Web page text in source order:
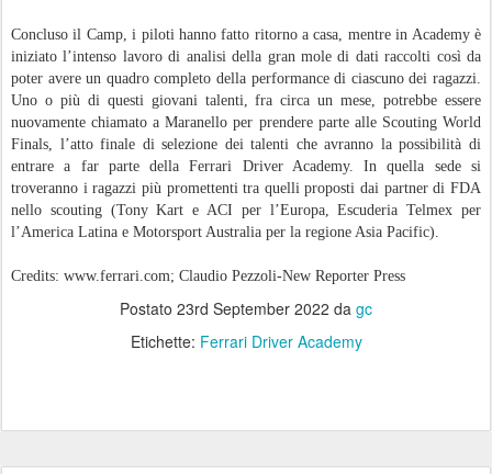
Concluso il Camp, i piloti hanno fatto ritorno a casa, mentre in Academy è
iniziato l’intenso lavoro di analisi della gran mole di dati raccolti così da
poter avere un quadro completo della performance di ciascuno dei ragazzi.
Uno o più di questi giovani talenti, fra circa un mese, potrebbe essere
nuovamente chiamato a Maranello per prendere parte alle Scouting World
Finals, l’atto finale di selezione dei talenti che avranno la possibilità di
entrare a far parte della Ferrari Driver Academy. In quella sede si
troveranno i ragazzi più promettenti tra quelli proposti dai partner di FDA
nello scouting (Tony Kart e ACI per l’Europa, Escuderia Telmex per
l’America Latina e Motorsport Australia per la regione Asia Pacific).
Credits: www.ferrari.com; Claudio Pezzoli-New Reporter Press
Postato 23rd September 2022 da gc
Etichette: Ferrari Driver Academy